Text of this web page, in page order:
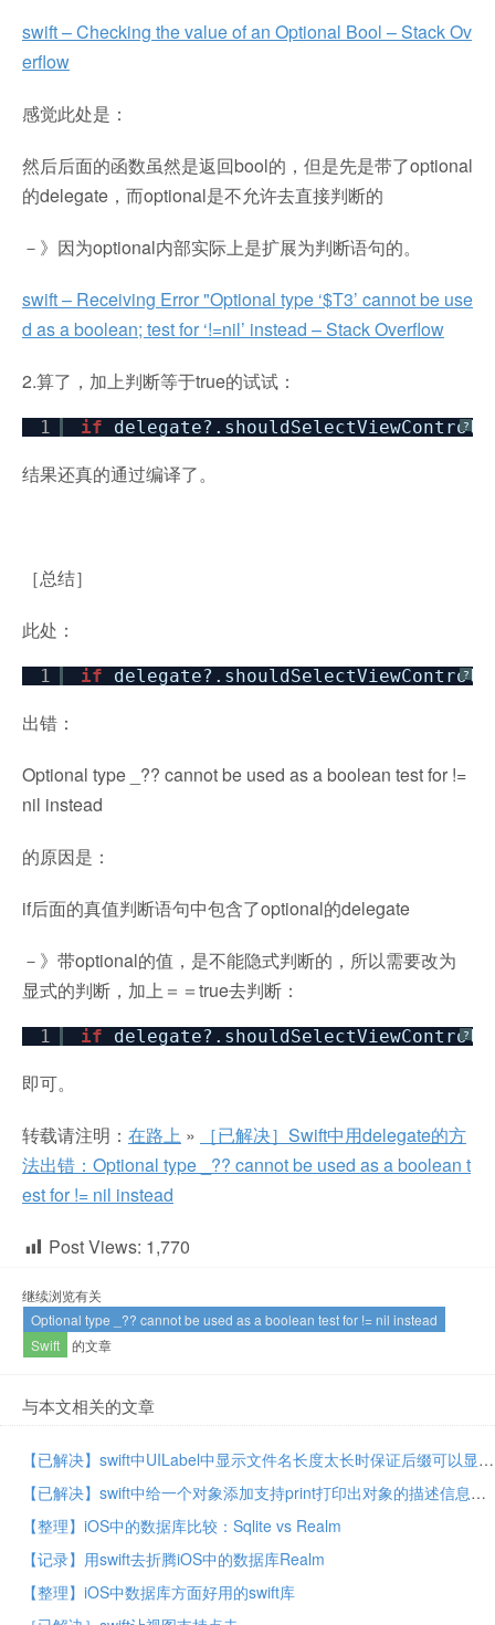
swift – Checking the value of an Optional Bool – Stack Ov
erflow
感觉此处是：
然后后面的函数虽然是返回bool的，但是先是带了optional
的delegate，而optional是不允许去直接判断的
－》因为optional内部实际上是扩展为判断语句的。
swift – Receiving Error "Optional type ‘$T3’ cannot be use
d as a boolean; test for ‘!=nil’ instead – Stack Overflow
2.算了，加上判断等于true的试试：
?
1 if
结果还真的通过编译了。
［总结］
此处：
?
1 if
出错：
Optional type _?? cannot be used as a boolean test for !=
nil instead
的原因是：
if后面的真值判断语句中包含了optional的delegate
－》带optional的值，是不能隐式判断的，所以需要改为
显式的判断，加上＝＝true去判断：
?
1 if
即可。
转载请注明： 在路上 »
［已解决］Swift中用delegate的方
法出错：Optional type _?? cannot be used as a boolean t
est for != nil instead
Post Views: 1,770
继续浏览有关
Optional type _?? cannot be used as a boolean test for != nil instead
Swift
的文章
与本文相关的文章
【已解决】swift中UILabel中显示文件名长度太长时保证后缀可以显示
【已解决】swift中给一个对象添加支持print打印出对象的描述信息
【整理】iOS中的数据库比较：Sqlite vs Realm
【记录】用swift去折腾iOS中的数据库Realm
【整理】iOS中数据库方面好用的swift库